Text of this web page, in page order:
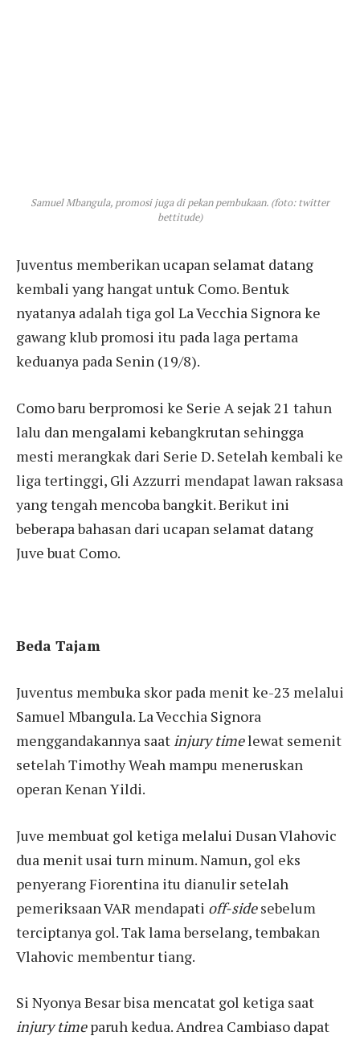
Samuel Mbangula, promosi juga di pekan pembukaan. (foto: twitter
bettitude)
Juventus memberikan ucapan selamat datang
kembali yang hangat untuk Como. Bentuk
nyatanya adalah tiga gol La Vecchia Signora ke
gawang klub promosi itu pada laga pertama
keduanya pada Senin (19/8).
Como baru berpromosi ke Serie A sejak 21 tahun
lalu dan mengalami kebangkrutan sehingga
mesti merangkak dari Serie D. Setelah kembali ke
liga tertinggi, Gli Azzurri mendapat lawan raksasa
yang tengah mencoba bangkit. Berikut ini
beberapa bahasan dari ucapan selamat datang
Juve buat Como.
Beda Tajam
Juventus membuka skor pada menit ke-23 melalui
Samuel Mbangula. La Vecchia Signora
menggandakannya saat injury timelewat semenit
setelah Timothy Weah mampu meneruskan
operan Kenan Yildi.
Juve membuat gol ketiga melalui Dusan Vlahovic
dua menit usai turn minum. Namun, gol eks
penyerang Fiorentina itu dianulir setelah
pemeriksaan VAR mendapati off-sidesebelum
terciptanya gol. Tak lama berselang, tembakan
Vlahovic membentur tiang.
Si Nyonya Besar bisa mencatat gol ketiga saat
injury timeparuh kedua. Andrea Cambiaso dapat